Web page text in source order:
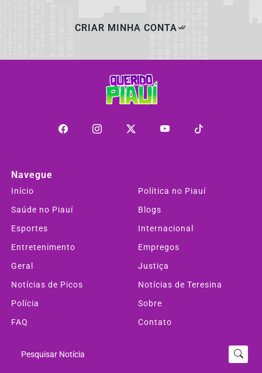
CRIAR MINHA CONTA
Navegue
Início
Política no Piauí
Saúde no Piauí
Blogs
Esportes
Internacional
Entretenimento
Empregos
Geral
Justiça
Notícias de Picos
Notícias de Teresina
Polícia
Sobre
FAQ
Contato
Pesquisar Notícia